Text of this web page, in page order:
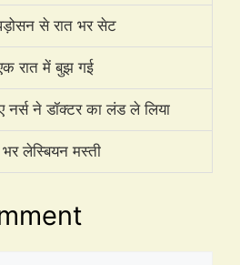
से रात भर सेट
रात में बुझ गई
नर्स ने डॉक्टर का लंड ले लिया
भर लेस्बियन मस्ती